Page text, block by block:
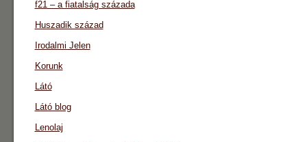
f21 – a fiatalság százada
Huszadik század
Irodalmi Jelen
Korunk
Látó
Látó blog
Lenolaj